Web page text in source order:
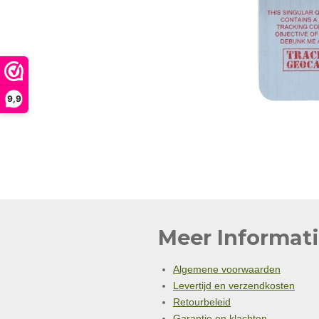
9,9
Meer
Algemene voorwaarden
Levertijd en verzendkosten
Retourbeleid